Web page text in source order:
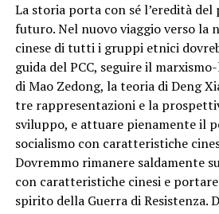
La storia porta con sé l’eredità del
futuro. Nel nuovo viaggio verso la
cinese di tutti i gruppi etnici
guida del PCC, seguire il
di Mao Zedong, la teoria di Deng
tre rappresentazioni e la
sviluppo, e attuare pienamente il
socialismo con caratteristiche
Dovremmo rimanere saldamente
con caratteristiche cinesi e
spirito della Guerra di Resistenza.